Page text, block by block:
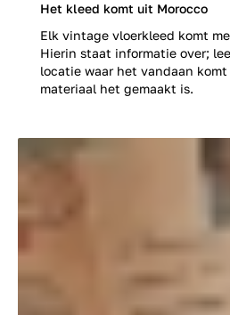
Het kleed komt uit Morocco
Elk vintage vloerkleed komt
Hierin staat informatie over;
locatie waar het vandaan
materiaal het gemaakt is.